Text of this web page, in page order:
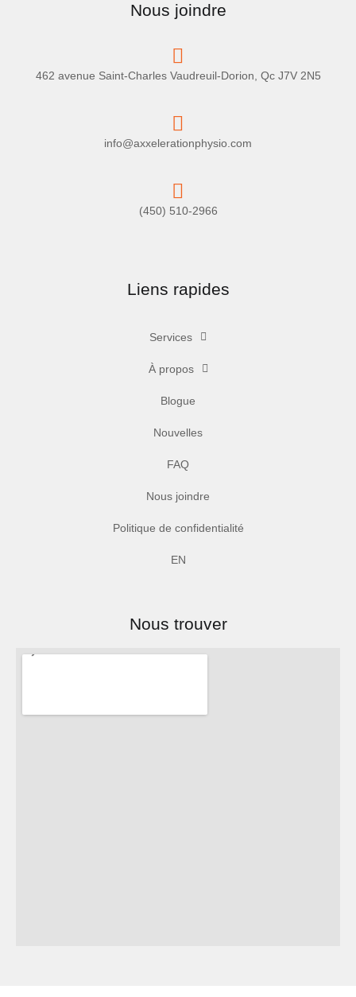
Nous joindre
462 avenue Saint-Charles Vaudreuil-Dorion, Qc J7V 2N5
info@axxelerationphysio.com
(450) 510-2966
Liens rapides
Services
À propos
Blogue
Nouvelles
FAQ
Nous joindre
Politique de confidentialité
EN
Nous trouver